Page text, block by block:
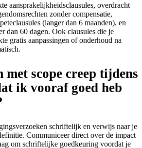
aansprakelijkheidsclausules, overdracht
zonder compensatie,
(langer dan 6 maanden), en
dan 60 dagen. Ook clausules die je
gratis aanpassingen of onderhoud na
met scope creep tijdens
ik vooraf goed heb
schriftelijk en verwijs naar je
Communiceer direct over de impact
om schriftelijke goedkeuring voordat je